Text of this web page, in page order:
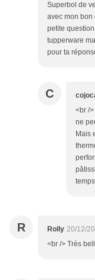
Superbol de
avec mon bon
petite
tupperware
pour ta
C
<br /
ne
Mais
R Rolly 20/12/
<br /> Très